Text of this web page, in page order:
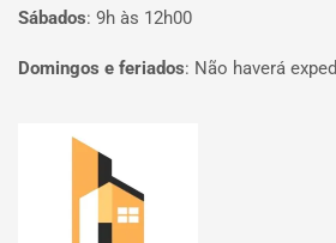
Sábados: 9h às 12h00
Domingos e feriados: Não haverá
Página inicial